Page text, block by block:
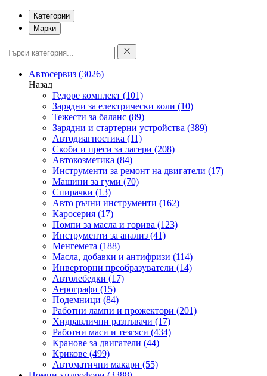
Категории
Марки
Автосервиз (3026)
Назад
Гедоре комплект (101)
Зарядни за електрически коли (10)
Тежести за баланс (89)
Зарядни и стартерни устройства (389)
Автодиагностика (11)
Скоби и преси за лагери (208)
Автокозметика (84)
Инструменти за ремонт на двигатели (17)
Машини за гуми (70)
Спирачки (13)
Авто ръчни инструменти (162)
Каросерия (17)
Помпи за масла и горива (123)
Инструменти за анализ (41)
Менгемета (188)
Масла, добавки и антифризи (114)
Инверторни преобразуватели (14)
Автолебедки (17)
Аерографи (15)
Подемници (84)
Работни лампи и прожектори (201)
Хидравлични разпъвачи (17)
Работни маси и тезгяси (434)
Кранове за двигатели (44)
Крикове (499)
Автоматични макари (55)